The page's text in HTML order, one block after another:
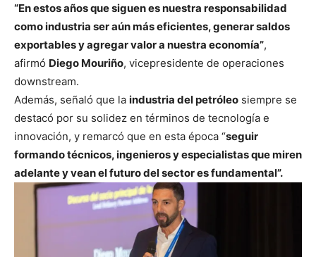
“En estos años que siguen es nuestra responsabilidad
como industria ser aún más eficientes, generar saldos
exportables y agregar valor a nuestra economía”,
afirmó Diego Mouriño, vicepresidente de operaciones
downstream.
Además, señaló que la industria del petróleo siempre se
destacó por su solidez en términos de tecnología e
innovación, y remarcó que en esta época “seguir
formando técnicos, ingenieros y especialistas que miren
adelante y vean el futuro del sector es fundamental”.